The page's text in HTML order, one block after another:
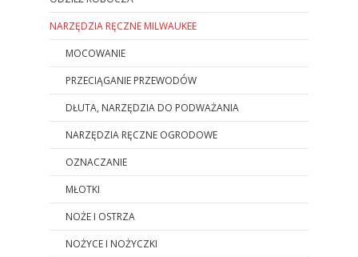
NARZĘDZIA RĘCZNE MILWAUKEE
MOCOWANIE
PRZECIĄGANIE PRZEWODÓW
DŁUTA, NARZĘDZIA DO PODWAŻANIA
NARZĘDZIA RĘCZNE OGRODOWE
OZNACZANIE
MŁOTKI
NOŻE I OSTRZA
NOŻYCE I NOŻYCZKI